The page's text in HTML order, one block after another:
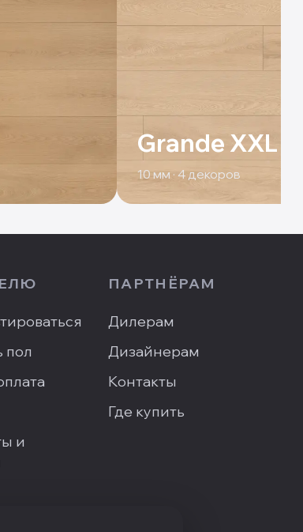
Grande XXL
10 мм · 4декоров
пол
и
ПАРТНЁРАМ
Дилерам
Дизайнерам
Контакты
Где купить